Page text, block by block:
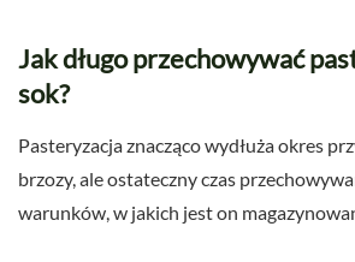
Jak długo przechowywać
sok?
Pasteryzacja znacząco wydłuża okres
brzozy, ale ostateczny czas
warunków, w jakich jest on